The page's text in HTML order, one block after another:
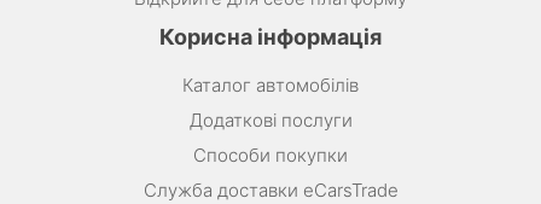
Корисна інформація
Каталог автомобілів
Додаткові послуги
Способи покупки
Служба доставки eCarsTrade